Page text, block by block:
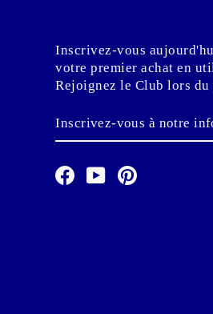
Inscrivez-vous
votre premier achat en
Rejoignez le Club lors du
VOUS
À
INFOLETTRE
Facebook
YouTubePinterest